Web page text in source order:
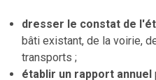
dresser le constat de
bâti existant, de la voirie,
transports ;
établir un rapport annuel